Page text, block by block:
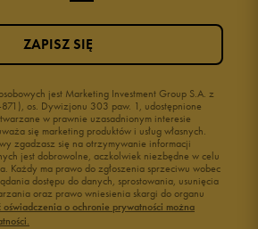
jest Marketing Investment Group S.A. z
os. Dywizjonu 303 paw. 1, udostępnione
w prawnie uzasadnionym interesie
się marketing produktów i usług własnych.
zgadzasz się na otrzymywanie informacji
jest dobrowolne, aczkolwiek niezbędne w celu
Każdy ma prawo do zgłoszenia sprzeciwu wobec
dostępu do danych, sprostowania, usunięcia
oraz prawo wniesienia skargi do organu
oświadczenia o ochronie prywatności można
ZAPISZ SIĘ